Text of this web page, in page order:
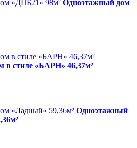
Одноэтажный дом
в стиле «БАРН» 46,37м²
Одноэтажный